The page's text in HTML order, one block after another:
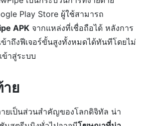
Play Store ผู้ใช้สามารถ
APK จากแหล่งที่เชื่อถือได้ หลังการ
ข้าถึงฟีเจอร์ขั้นสูงทั้งหมดได้ทันทีโดยไม่
ข้าสู่ระบบ
ย
ยเป็นส่วนสำคัญของโลกดิจิทัล น่า